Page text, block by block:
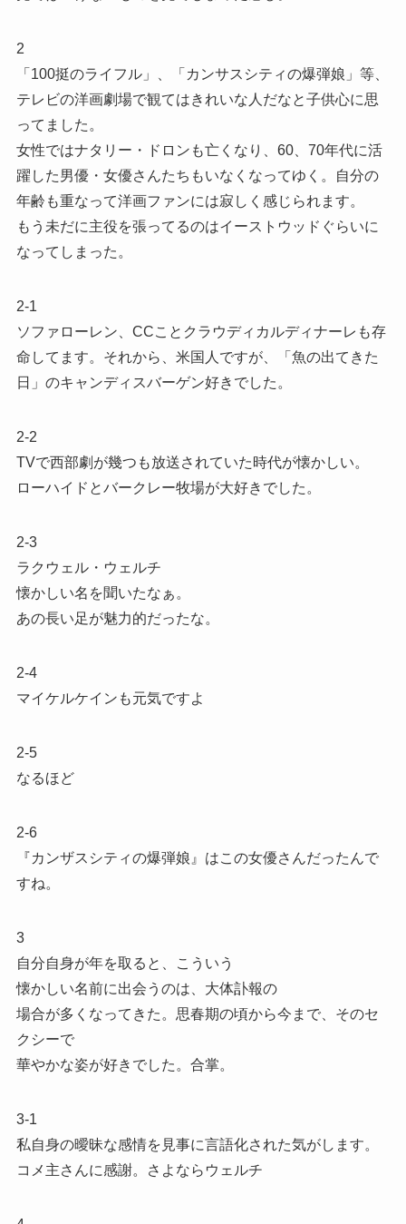
2
「100挺のライフル」、「カンサスシティの爆弾娘」等、
テレビの洋画劇場で観てはきれいな人だなと子供心に思
ってました。
女性ではナタリー・ドロンも亡くなり、60、70年代に活
躍した男優・女優さんたちもいなくなってゆく。自分の
年齢も重なって洋画ファンには寂しく感じられます。
もう未だに主役を張ってるのはイーストウッドぐらいに
なってしまった。
2-1
ソファローレン、CCことクラウディカルディナーレも存
命してます。それから、米国人ですが、「魚の出てきた
日」のキャンディスバーゲン好きでした。
2-2
TVで西部劇が幾つも放送されていた時代が懐かしい。
ローハイドとバークレー牧場が大好きでした。
2-3
ラクウェル・ウェルチ
懐かしい名を聞いたなぁ。
あの長い足が魅力的だったな。
2-4
マイケルケインも元気ですよ
2-5
なるほど
2-6
『カンザスシティの爆弾娘』はこの女優さんだったんで
すね。
3
自分自身が年を取ると、こういう
懐かしい名前に出会うのは、大体訃報の
場合が多くなってきた。思春期の頃から今まで、そのセ
クシーで
華やかな姿が好きでした。合掌。
3-1
私自身の曖昧な感情を見事に言語化された気がします。
コメ主さんに感謝。さよならウェルチ